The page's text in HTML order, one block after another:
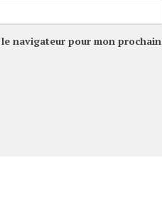
navigateur pour mon prochain